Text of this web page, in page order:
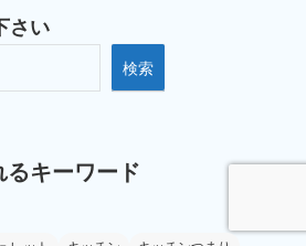
さい
検索
キーワード